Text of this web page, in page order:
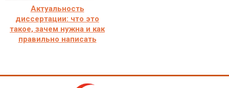
Актуальность
диссертации: что это
такое, зачем нужна и как
правильно написать